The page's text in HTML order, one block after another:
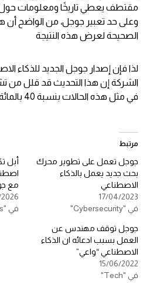
مقتطف يعطي تاريخًا ومعلومات حول
وعلى حد تعبير جوجل، من الواضح
الصحيحة لعرض هذه النتيجة
لذا فإن إصدار جوجل الجديد للذكاء
الشركة إن هذا التحديث قد قلل من
في مثل هذه الحالات بنسبة 40 بالمائة.
مرتبط
جوجل تعمل على تطوير محرك
بحث جديد يعمل بالذكاء
الاصطناعي
17/04/2023
في "Cybersecurity"
أبل
مع
في "Gadgets"
جوجل توقف مهندس عن
العمل بسبب ادعائه ان الذكاء
الاصطناعي “واعي”
15/06/2022
في "Tech"